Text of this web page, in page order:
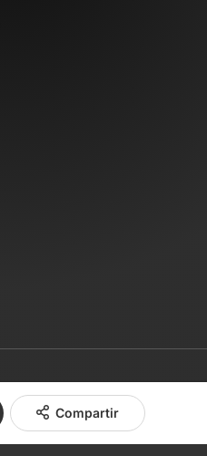
Compartir